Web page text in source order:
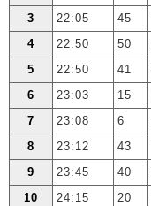
3
22:05 45
4
22:50 50
5
22:50 41
6
23:03 15
7
23:08 6
8
23:12 43
9
23:45 40
10
24:15 20